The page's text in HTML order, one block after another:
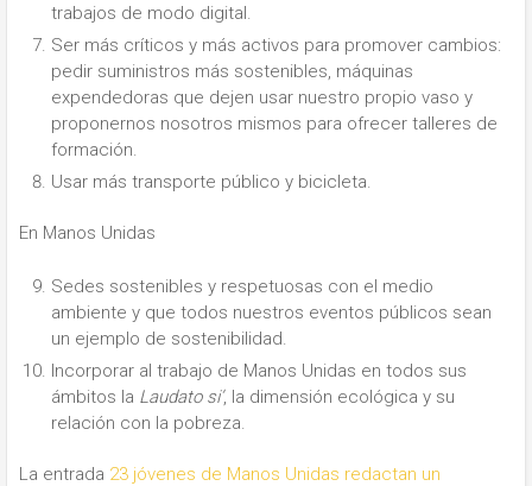
trabajos de modo digital.
Ser más críticos y más activos para promover cambios:
pedir suministros más sostenibles, máquinas
expendedoras que dejen usar nuestro propio vaso y
proponernos nosotros mismos para ofrecer talleres de
formación.
Usar más transporte público y bicicleta.
En Manos Unidas
Sedes sostenibles y respetuosas con el medio
ambiente y que todos nuestros eventos públicos sean
un ejemplo de sostenibilidad.
Incorporar al trabajo de Manos Unidas en todos sus
ámbitos la Laudato si’, la dimensión ecológica y su
relación con la pobreza.
La entrada 23 jóvenes de Manos Unidas redactan un